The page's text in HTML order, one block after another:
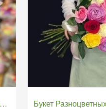
Букет